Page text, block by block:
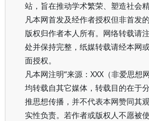
站，旨在推动学术繁荣、塑造社会精
凡本网首发及经作者授权但非首发
版权归作者本人所有。网络转载请
处并保持完整，纸媒转载请经本网
面授权。
凡本网注明“来源：XXX（非爱思想
均转载自其它媒体，转载目的在于
推思想传播，并不代表本网赞同其
实性负责。若作者或版权人不愿被